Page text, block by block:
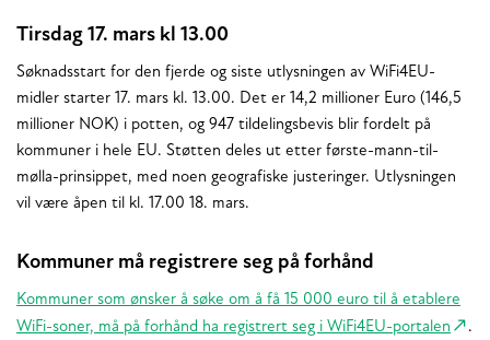
Tirsdag 17. mars kl 13.00
Søknadsstart for den fjerde og siste utlysningen av WiFi4EU-
midler starter 17. mars kl. 13.00. Det er 14,2 millioner Euro (146,5
millioner NOK) i potten, og 947 tildelingsbevis blir fordelt på
kommuner i hele EU. Støtten deles ut etter første-mann-til-
mølla-prinsippet, med noen geografiske justeringer. Utlysningen
vil være åpen til kl. 17.00 18. mars.
Kommuner må registrere seg på forhånd
Kommuner som ønsker å søke om å få 15 000 euro til å etablere
WiFi-soner, må på forhånd ha registrert seg i WiFi4EU-portalen
.